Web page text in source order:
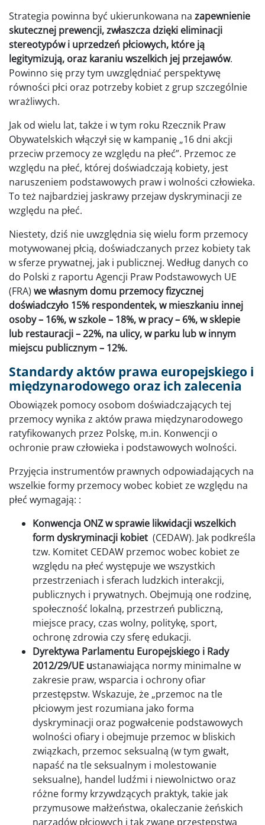
Strategia powinna być ukierunkowana na zapewnienie
skutecznej prewencji, zwłaszcza dzięki eliminacji
stereotypów i uprzedzeń płciowych, które ją
legitymizują, oraz karaniu wszelkich jej przejawów.
Powinno się przy tym uwzględniać perspektywę
równości płci oraz potrzeby kobiet z grup szczególnie
wrażliwych.
Jak od wielu lat, także i w tym roku Rzecznik Praw
Obywatelskich włączył się w kampanię „16 dni akcji
przeciw przemocy ze względu na płeć”. Przemoc ze
względu na płeć, której doświadczają kobiety, jest
naruszeniem podstawowych praw i wolności człowieka.
To też najbardziej jaskrawy przejaw dyskryminacji ze
względu na płeć.
Niestety, dziś nie uwzględnia się wielu form przemocy
motywowanej płcią, doświadczanych przez kobiety tak
w sferze prywatnej, jak i publicznej. Według danych co
do Polski z raportu Agencji Praw Podstawowych UE
(FRA) we własnym domu przemocy fizycznej
doświadczyło 15% respondentek, w mieszkaniu innej
osoby – 16%, w szkole – 18%, w pracy – 6%, w sklepie
lub restauracji – 22%, na ulicy, w parku lub w innym
miejscu publicznym – 12%.
Standardy aktów prawa europejskiego i
międzynarodowego oraz ich zalecenia
Obowiązek pomocy osobom doświadczających tej
przemocy wynika z aktów prawa międzynarodowego
ratyfikowanych przez Polskę, m.in. Konwencji o
ochronie praw człowieka i podstawowych wolności.
Przyjęcia instrumentów prawnych odpowiadających na
wszelkie formy przemocy wobec kobiet ze względu na
płeć wymagają: :
Konwencja ONZ w sprawie likwidacji wszelkich
form dyskryminacji kobiet (CEDAW). Jak podkreśla
tzw. Komitet CEDAW przemoc wobec kobiet ze
względu na płeć występuje we wszystkich
przestrzeniach i sferach ludzkich interakcji,
publicznych i prywatnych. Obejmują one rodzinę,
społeczność lokalną, przestrzeń publiczną,
miejsce pracy, czas wolny, politykę, sport,
ochronę zdrowia czy sferę edukacji.
Dyrektywa Parlamentu Europejskiego i Rady
2012/29/UE ustanawiająca normy minimalne w
zakresie praw, wsparcia i ochrony ofiar
przestępstw. Wskazuje, że „przemoc na tle
płciowym jest rozumiana jako forma
dyskryminacji oraz pogwałcenie podstawowych
wolności ofiary i obejmuje przemoc w bliskich
związkach, przemoc seksualną (w tym gwałt,
napaść na tle seksualnym i molestowanie
seksualne), handel ludźmi i niewolnictwo oraz
różne formy krzywdzących praktyk, takie jak
przymusowe małżeństwa, okaleczanie żeńskich
narządów płciowych i tak zwane przestępstwa